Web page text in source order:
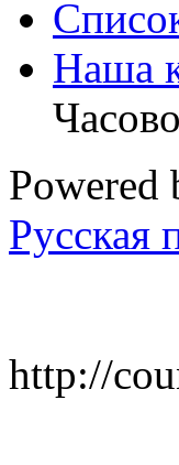
Наша
Powered
Русская
http://